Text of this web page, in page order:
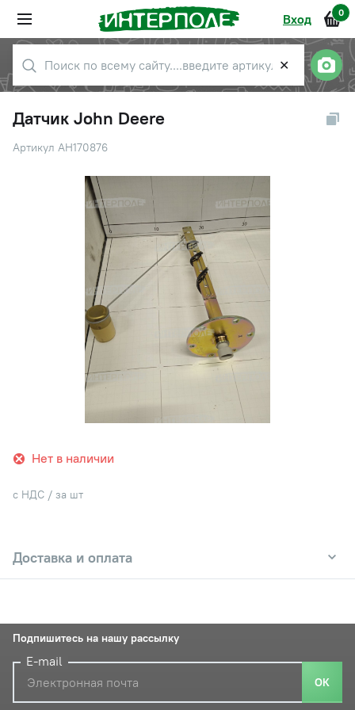
Вход 0
✕
Датчик John Deere
Артикул AH170876
Нет в наличии
с НДС / за шт
Доставка и оплата
Подпишитесь на нашу рассылку
E-mail
ОК